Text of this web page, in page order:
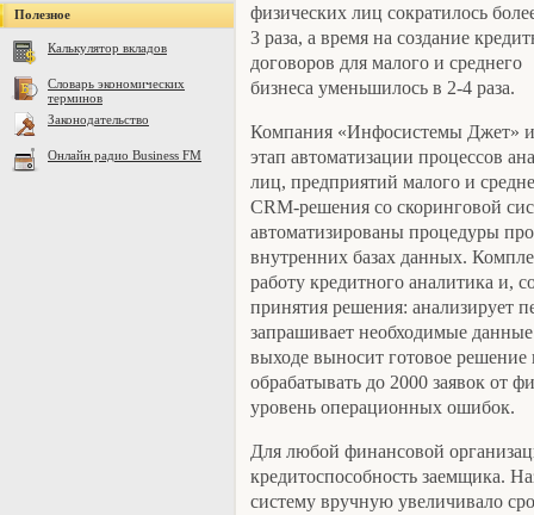
Полезное
Калькулятор вкладов
Словарь экономических
терминов
Законодательство
Онлайн радио Business FM
физических лиц сократилось
3 раза, а время на создание
договоров для малого и среднего
бизнеса уменьшилось в 2-4 раза.
Компания «Инфосистемы Джет»
этап автоматизации процессов
лиц, предприятий малого и
CRM-решения со скоринговой
автоматизированы процедуры
внутренних базах данных.
работу кредитного аналитика и,
принятия решения: анализирует
запрашивает необходимые
выходе выносит готовое решение
обрабатывать до 2000 заявок от
уровень операционных ошибок.
Для любой финансовой
кредитоспособность заемщика.
систему вручную увеличивало